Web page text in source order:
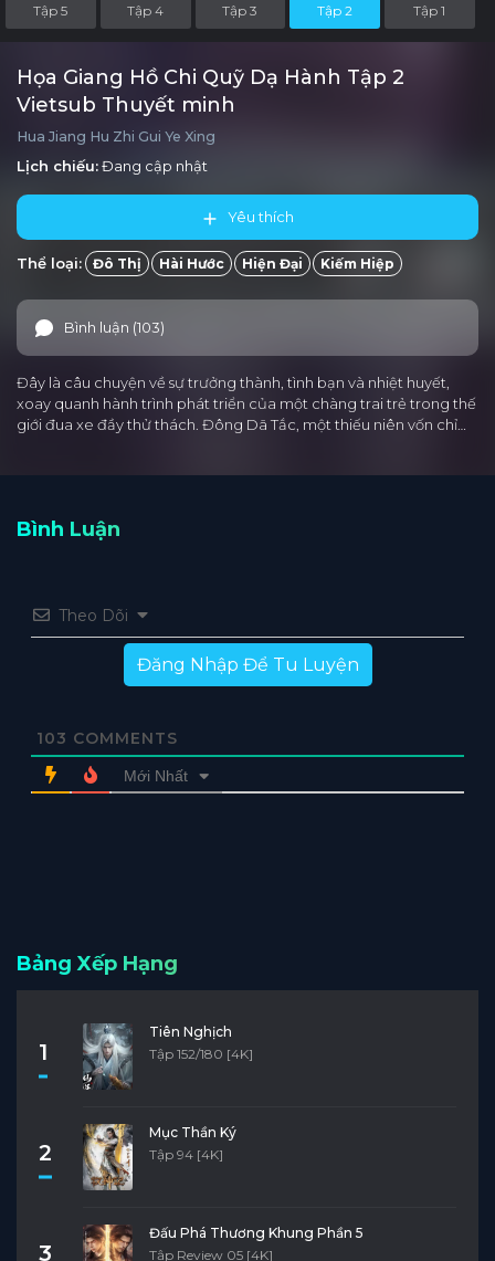
Tập 5 Tập 4 Tập 3 Tập 2 Tập 1
Họa Giang Hồ Chi Quỹ Dạ Hành Tập 2
Vietsub Thuyết minh
Hua Jiang Hu Zhi Gui Ye Xing
Lịch chiếu:Đang cập nhật
Yêu thích
Thể loại: Đô Thị Hài Hước Hiện Đại Kiếm Hiệp
Bình luận (103)
Đây là câu chuyện về sự trưởng thành, tình bạn và nhiệt huyết,
xoay quanh hành trình phát triển của một chàng trai trẻ trong thế
giới đua xe đầy thử thách. Đông Dã Tắc, một thiếu niên vốn chỉ…
Bình Luận
Theo Dõi
Đăng Nhập Để Tu Luyện
103 COMMENTS
Mới Nhất
Bảng Xếp Hạng
1
Tiên Nghịch
Tập 152/180 [4K]
2
Mục Thần Ký
Tập 94 [4K]
3
Đấu Phá Thương Khung Phần 5
Tập Review 05 [4K]